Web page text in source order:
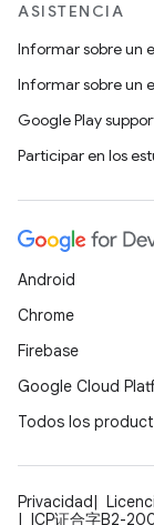
ASISTENCIA
Informar sobre un
Informar sobre un
Google Play
Participar en los
Android
Chrome
Firebase
Google Cloud
Todos los
Privacidad
ICP证合字B2-